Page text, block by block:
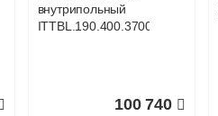
внутрипольный
ITTBL.190.400.3700
100 740